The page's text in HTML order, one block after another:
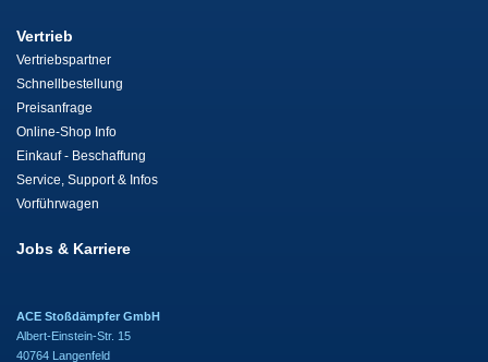
Vertrieb
Vertriebspartner
Schnellbestellung
Preisanfrage
Online-Shop Info
Einkauf - Beschaffung
Service, Support & Infos
Vorführwagen
Jobs & Karriere
ACE Stoßdämpfer GmbH
Albert-Einstein-Str. 15
40764 Langenfeld